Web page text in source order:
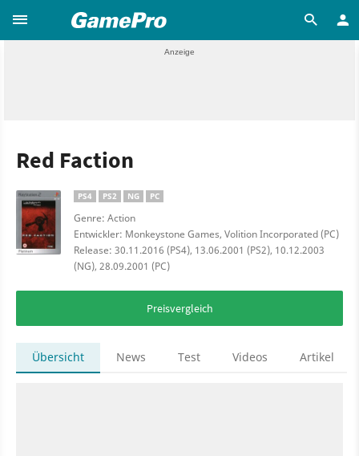
Red Faction
PS4 PS2 NG PC
Genre: Action
Entwickler: Monkeystone Games, Volition Incorporated (PC)
Release: 30.11.2016 (PS4), 13.06.2001 (PS2), 10.12.2003
(NG), 28.09.2001 (PC)
Preisvergleich
Übersicht News Test Videos Artikel